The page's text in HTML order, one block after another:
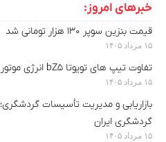
خبرهای امروز:
قیمت بنزین سوپر ۱۳۰ هزار تومانی شد
۱۵ مرداد ۱۴۰۵
تفاوت تیپ های تویوتا bZ5 انرژی موتور آسیا
۱۵ مرداد ۱۴۰۵
بازاریابی و مدیریت تأسیسات
گردشگری ایران
۱۵ مرداد ۱۴۰۵